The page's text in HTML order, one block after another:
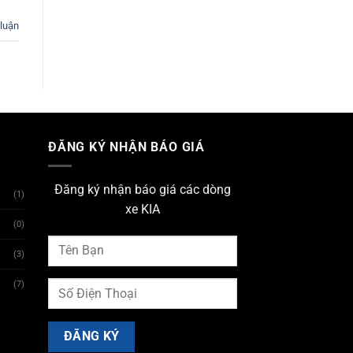
(1)
(0)
(3)
(7)
ĐĂNG KÝ NHẬN BÁO GIÁ
Đăng ký nhận báo giá các dòng
xe KIA